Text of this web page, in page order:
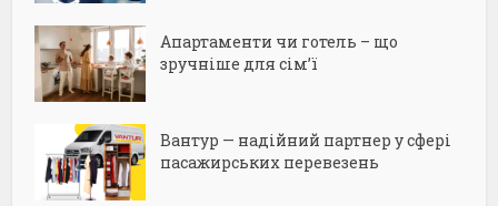
Апартаменти чи готель – що
зручніше для сім’ї
Вантур — надійний партнер у сфері
пасажирських перевезень